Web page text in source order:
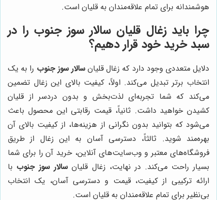
هوشمندانه برای تمام علاقه‌مندان به قلیان است.
چرا باید زغال قلیان سالار سوز جنوب را در
سبد خرید خود قرار دهیم؟
دلایل متعددی وجود دارد که زغال قلیانسالار سوز جنوب را به یک
انتخاب برتر تبدیل می‌کند. اولاً، کیفیت بالای این زغال تضمین
می‌کند که شما تجربه‌ای لذت‌بخش و بدون دردسر از قلیان
کشیدن خواهید داشت. ثانیاً، قیمت رقابتی این محصول باعث
می‌شود که بتوانید بدون نگرانی از هزینه‌ها، از کیفیت بالای آن
بهره‌مند شوید. ثالثاً، دسترسی آسان به این زغال از طریق
فروشگاه‌های معتبر و وب‌سایت‌های آنلاین، خرید آن را برای شما
بسیار راحت می‌کند. در نهایت، زغال قلیان سالار سوز جنوب با
ارائه ترکیبی از کیفیت، قیمت و دسترسی آسان، یک انتخاب
بی‌نظیر برای تمام علاقه‌مندان به قلیان است.